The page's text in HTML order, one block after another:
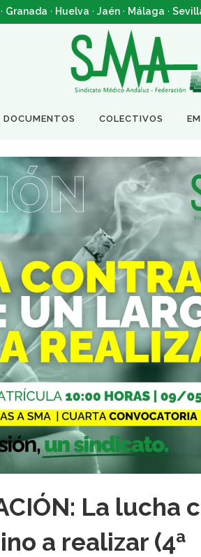
· Granada · Huelva · Jaén · Málaga ·
DOCUMENTOS COLECTIVOS
La lucha
a realizar (4ª